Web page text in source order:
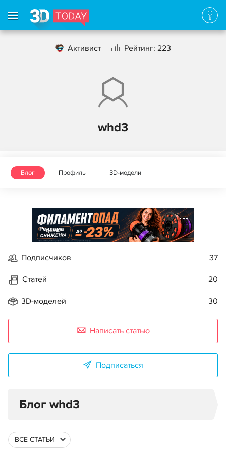
Активист Рейтинг: 223
whd3
Блог Профиль 3D-модели
Реклама
Подписчиков 37
Статей 20
3D-моделей 30
Написать статью
Подписаться
Блог whd3
ВСЕ СТАТЬИ